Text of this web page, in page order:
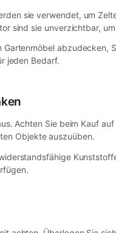
sie verwendet, um
sind sie unverzichtbar,
abzudecken,
jeden Bedarf.
Achten Sie beim Kauf
Objekte auszuüben.